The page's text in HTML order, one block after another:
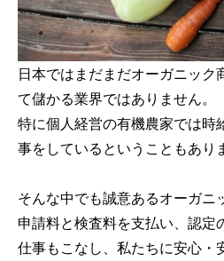
日本ではまだまだオーガニック
て儲かる業界ではありません。
特に個人経営の有機農家では時
事をしているということもあり
そんな中でも誠意あるオーガニ
申請料と検査料を支払い、認定
仕事もこなし、私たちに安心・